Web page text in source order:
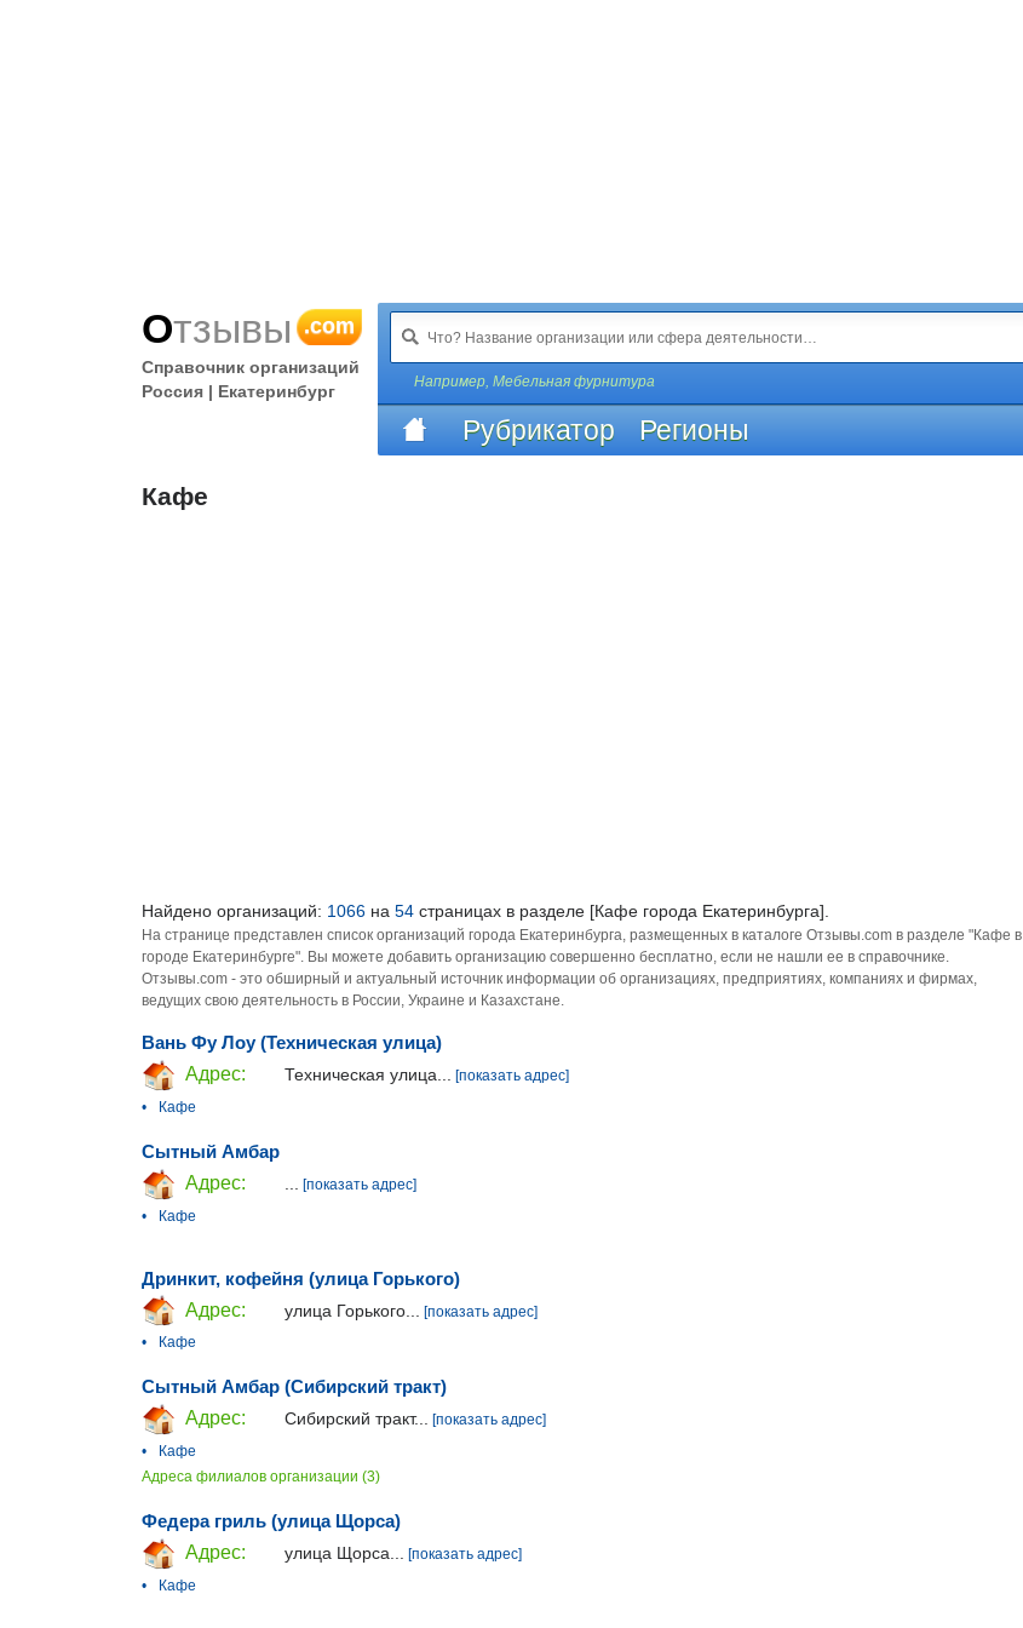
Отзывы .com
Справочник организаций
Россия | Екатеринбург
Например, Мебельная фурнитура
Рубрикатор Регионы
Кафе
Найдено организаций: 1066 на 54 страницах в разделе [Кафе города Екатеринбурга].
На странице представлен список организаций города Екатеринбурга, размещенных в каталоге Отзывы.com в разделе "Кафе в
городе Екатеринбурге". Вы можете добавить организацию совершенно бесплатно, если не нашли ее в справочнике.
Отзывы.com - это обширный и актуальный источник информации об организациях, предприятиях, компаниях и фирмах,
ведущих свою деятельность в России, Украине и Казахстане.
Вань Фу Лоу (Техническая улица)
Адрес:
Техническая улица...
[показать адрес]
•
Кафе
Сытный Амбар
Адрес:
[показать адрес]
•
Кафе
Дринкит, кофейня (улица Горького)
Адрес:
улица Горького...
[показать адрес]
•
Кафе
Сытный Амбар (Сибирский тракт)
Адрес:
Сибирский тракт... [показать адрес]
•
Кафе
Адреса филиалов организации (3)
Федера гриль (улица Щорса)
Адрес:
улица Щорса...
[показать адрес]
•
Кафе